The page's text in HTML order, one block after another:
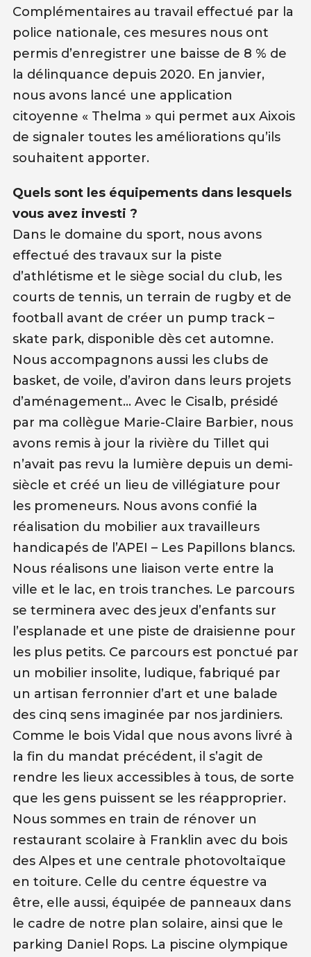
Complémentaires au travail effectué par la
police nationale, ces mesures nous ont
permis d’enregistrer une baisse de 8 % de
la délinquance depuis 2020. En janvier,
nous avons lancé une application
citoyenne « Thelma » qui permet aux Aixois
de signaler toutes les améliorations qu’ils
souhaitent apporter.
Quels sont les équipements dans lesquels
vous avez investi ?
Dans le domaine du sport, nous avons
effectué des travaux sur la piste
d’athlétisme et le siège social du club, les
courts de tennis, un terrain de rugby et de
football avant de créer un pump track –
skate park, disponible dès cet automne.
Nous accompagnons aussi les clubs de
basket, de voile, d’aviron dans leurs projets
d’aménagement… Avec le Cisalb, présidé
par ma collègue Marie-Claire Barbier, nous
avons remis à jour la rivière du Tillet qui
n’avait pas revu la lumière depuis un demi-
siècle et créé un lieu de villégiature pour
les promeneurs. Nous avons confié la
réalisation du mobilier aux travailleurs
handicapés de l’APEI – Les Papillons blancs.
Nous réalisons une liaison verte entre la
ville et le lac, en trois tranches. Le parcours
se terminera avec des jeux d’enfants sur
l’esplanade et une piste de draisienne pour
les plus petits. Ce parcours est ponctué par
un mobilier insolite, ludique, fabriqué par
un artisan ferronnier d’art et une balade
des cinq sens imaginée par nos jardiniers.
Comme le bois Vidal que nous avons livré à
la fin du mandat précédent, il s’agit de
rendre les lieux accessibles à tous, de sorte
que les gens puissent se les réapproprier.
Nous sommes en train de rénover un
restaurant scolaire à Franklin avec du bois
des Alpes et une centrale photovoltaïque
en toiture. Celle du centre équestre va
être, elle aussi, équipée de panneaux dans
le cadre de notre plan solaire, ainsi que le
parking Daniel Rops. La piscine olympique